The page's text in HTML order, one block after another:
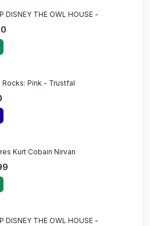
DISNEY THE OWL HOUSE -
Rocks: Pink - Trustfal
Kurt Cobain Nirvan
DISNEY THE OWL HOUSE -